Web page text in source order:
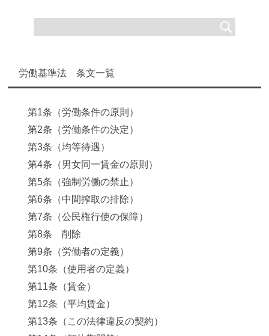
労働基準法 条文一覧
第1条（労働条件の原則）
第2条（労働条件の決定）
第3条（均等待遇）
第4条（男女同一賃金の原則）
第5条（強制労働の禁止）
第6条（中間搾取の排除）
第7条（公民権行使の保障）
第8条 削除
第9条（労働者の定義）
第10条（使用者の定義）
第11条（賃金）
第12条（平均賃金）
第13条（この法律違反の契約）